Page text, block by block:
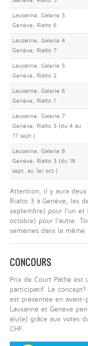
Lausanne, Galerie 3
Genève, Rialto 6
Lausanne, Galerie 4
Genève, Rialto 7
Lausanne, Galerie 5
Genève, Rialto 2
Lausanne, Galerie 6
Genève, Rialto 1
Lausanne, Galerie 7
Genève, Rialto 3 (du 4 au
17 sept.)
Lausanne, Galerie 8
Genève, Rialto 3 (du 18
sept. au 1er oct.)
Attention, il y aura
Rialto 3 à Genève, les
septembre) pour l'un et
octobre) pour l'autre.
semaines dans la même
CONCOURS
Prix de Court Pathé est
participatif. Le
est présentée en avant-
Lausanne et Genève
élu(e) grâce aux votes
CHF.